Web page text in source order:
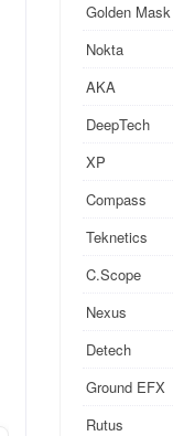
Golden Mask
Nokta
AKA
DeepTech
XP
Compass
Teknetics
C.Scope
Nexus
Detech
Ground EFX
Rutus